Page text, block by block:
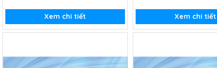
Xem chi tiết Xem chi tiết